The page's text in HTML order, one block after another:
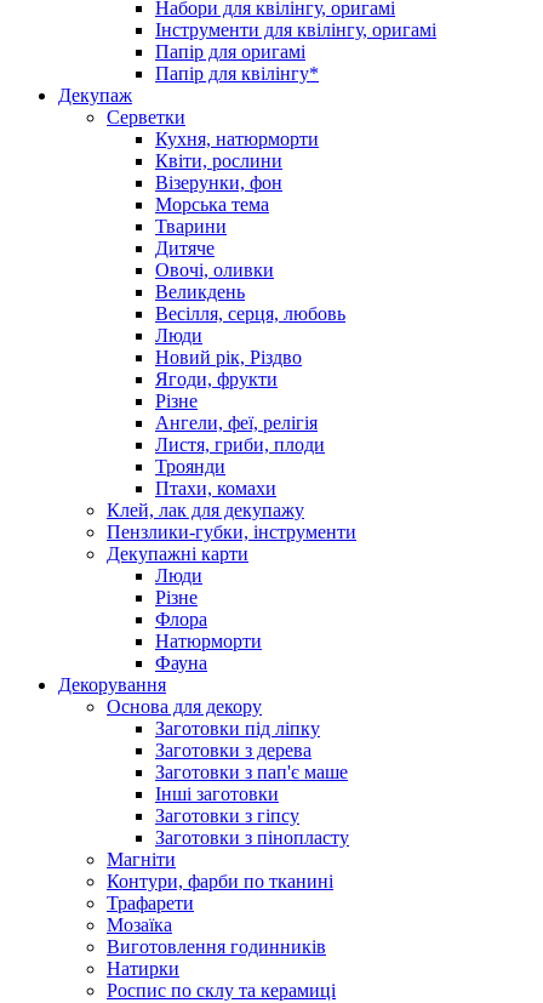
Набори для квілінгу, оригамі
Інструменти для квілінгу, оригамі
Папір для оригамі
Папір для квілінгу*
Декупаж
Серветки
Кухня, натюрморти
Квіти, рослини
Візерунки, фон
Морська тема
Тварини
Дитяче
Овочі, оливки
Великдень
Весілля, серця, любовь
Люди
Новий рік, Різдво
Ягоди, фрукти
Різне
Ангели, феї, релігія
Листя, гриби, плоди
Троянди
Птахи, комахи
Клей, лак для декупажу
Пензлики-губки, інструменти
Декупажні карти
Люди
Різне
Флора
Натюрморти
Фауна
Декорування
Основа для декору
Заготовки під ліпку
Заготовки з дерева
Заготовки з пап'є маше
Інші заготовки
Заготовки з гіпсу
Заготовки з пінопласту
Магніти
Контури, фарби по тканині
Трафарети
Мозаїка
Виготовлення годинників
Натирки
Роспис по склу та керамиці